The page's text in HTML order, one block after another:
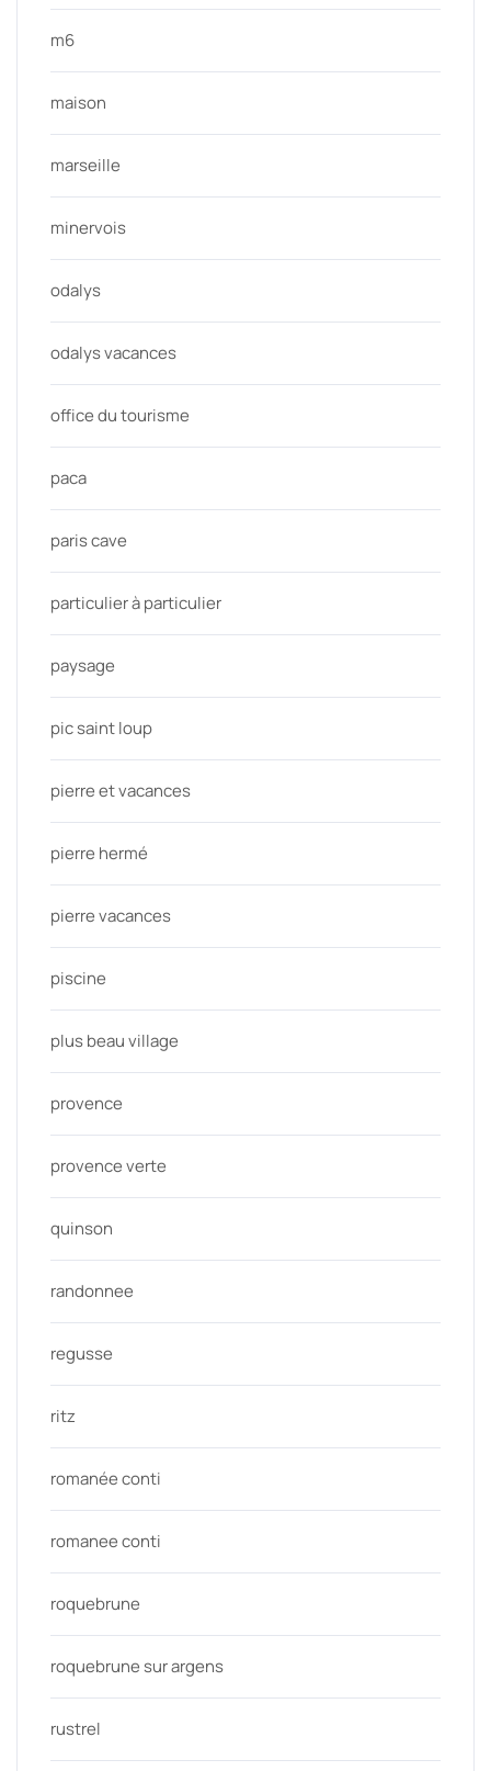
m6
maison
marseille
minervois
odalys
odalys vacances
office du tourisme
paca
paris cave
particulier à particulier
paysage
pic saint loup
pierre et vacances
pierre hermé
pierre vacances
piscine
plus beau village
provence
provence verte
quinson
randonnee
regusse
ritz
romanée conti
romanee conti
roquebrune
roquebrune sur argens
rustrel